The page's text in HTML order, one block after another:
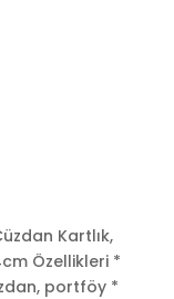
Kartlık,
Özellikleri *
portföy *